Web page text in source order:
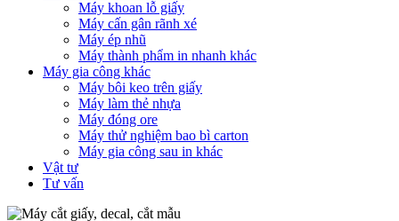
Máy khoan lỗ giấy
Máy cấn gân rãnh xé
Máy ép nhũ
Máy thành phẩm in nhanh khác
Máy gia công khác
Máy bôi keo trên giấy
Máy làm thẻ nhựa
Máy đóng ore
Máy thử nghiệm bao bì carton
Máy gia công sau in khác
Vật tư
Tư vấn